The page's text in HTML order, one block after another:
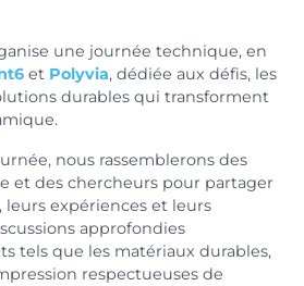
une journée technique, en
et Polyvia, dédiée aux défis, les
durables qui transforment
nous rassemblerons des
et des chercheurs pour partager
leurs expériences et leurs
approfondies
tels que les matériaux durables,
respectueuses de